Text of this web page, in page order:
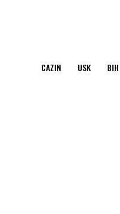
CAZIN USK BIH